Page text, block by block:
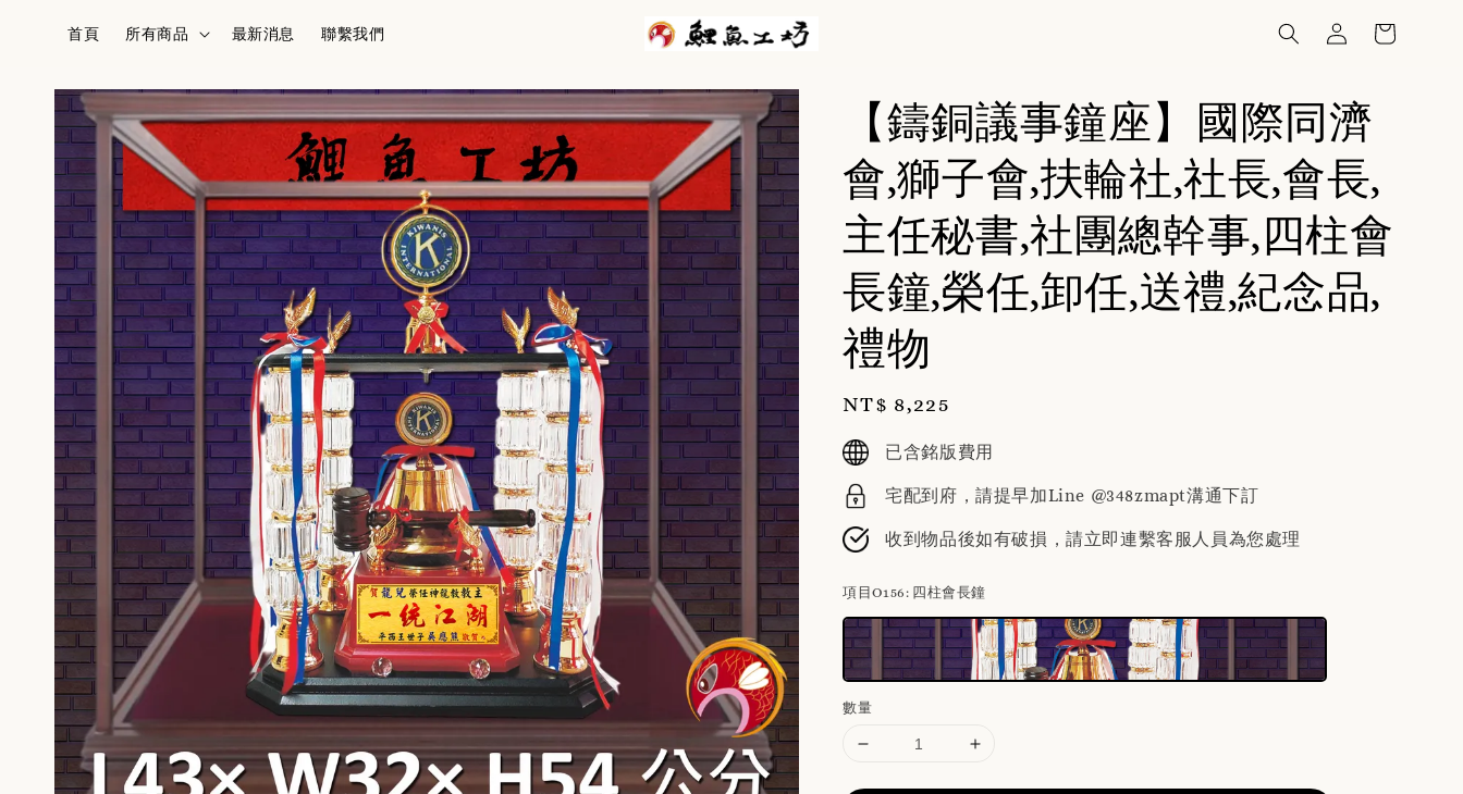
首頁 所有商品 最新消息 聯繫我們
【鑄銅議事鐘座】國際同濟
會,獅子會,扶輪社,社長,會長,
主任秘書,社團總幹事,四柱會
長鐘,榮任,卸任,送禮,紀念品,
禮物
Regular
price
NT$ 8,225
已含銘版費用
宅配到府，請提早加Line @348zmapt溝通下訂
收到物品後如有破損，請立即連繫客服人員為您處理
項目O156 : 四柱會長鐘
數量